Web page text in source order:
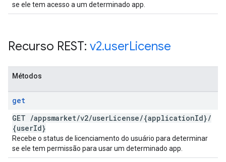
se ele tem acesso a um determinado app.
Recurso REST: v2.userLicense
Métodos
get
GET /appsmarket/v2/userLicense/{applicationId}/
{userId}
Recebe o status de licenciamento do usuário para determinar
se ele tem permissão para usar um determinado app.